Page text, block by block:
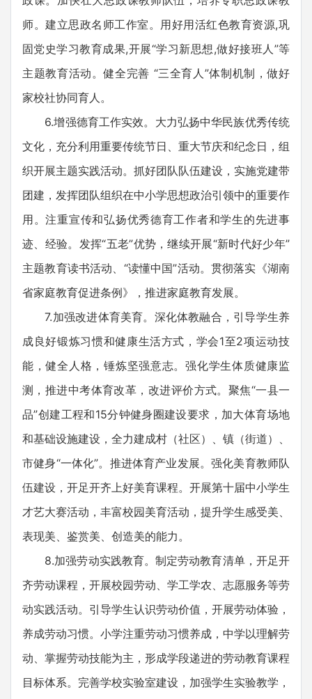
师。建立思政名师工作室。用好用活红色教育资源,巩
固党史学习教育成果,开展“学习新思想,做好接班人”等
主题教育活动。健全完善 “三全育人”体制机制，做好
家校社协同育人。
6.增强德育工作实效。大力弘扬中华民族优秀传统
文化，充分利用重要传统节日、重大节庆和纪念日，组
织开展主题实践活动。抓好团队队伍建设，实施党建带
团建，发挥团队组织在中小学思想政治引领中的重要作
用。注重宣传和弘扬优秀德育工作者和学生的先进事
迹、经验。发挥“五老”优势，继续开展“新时代好少年”
主题教育读书活动、“读懂中国”活动。贯彻落实《湖南
省家庭教育促进条例》，推进家庭教育发展。
7.加强改进体育美育。深化体教融合，引导学生养
成良好锻炼习惯和健康生活方式，学会1至2项运动技
能，健全人格，锤炼坚强意志。强化学生体质健康监
测，推进中考体育改革，改进评价方式。聚焦“一县一
品”创建工程和15分钟健身圈建设要求，加大体育场地
和基础设施建设，全力建成村（社区）、镇（街道）、
市健身“一体化”。推进体育产业发展。强化美育教师队
伍建设，开足开齐上好美育课程。开展第十届中小学生
才艺大赛活动，丰富校园美育活动，提升学生感受美、
表现美、鉴赏美、创造美的能力。
8.加强劳动实践教育。制定劳动教育清单，开足开
齐劳动课程，开展校园劳动、学工学农、志愿服务等劳
动实践活动。引导学生认识劳动价值，开展劳动体验，
养成劳动习惯。小学注重劳动习惯养成，中学以理解劳
动、掌握劳动技能为主，形成学段递进的劳动教育课程
目标体系。完善学校实验室建设，加强学生实验教学，